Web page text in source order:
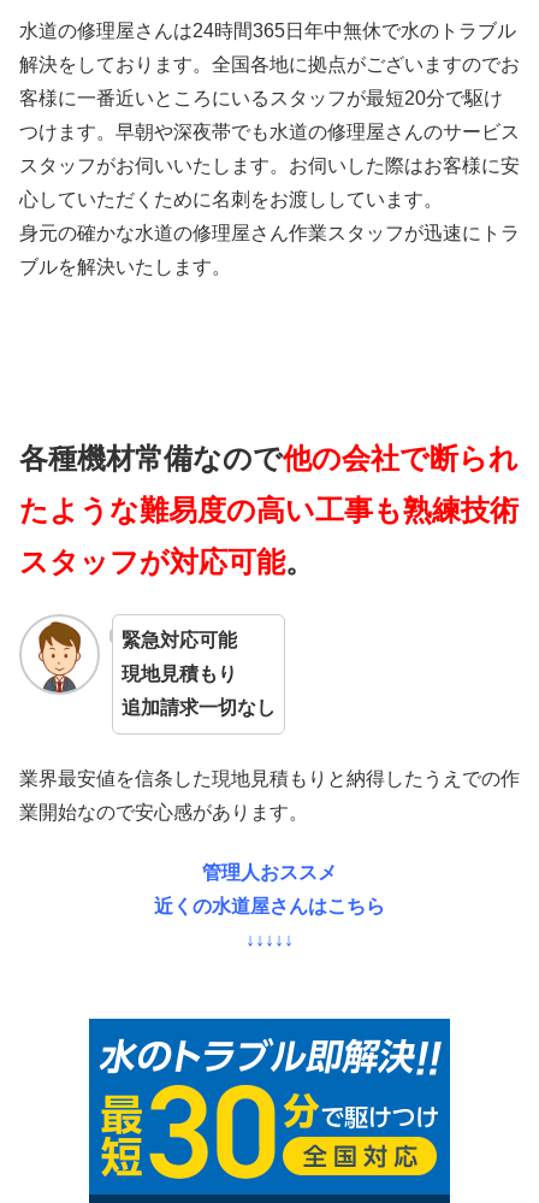
水道の修理屋さんは24時間365日年中無休で水のトラブル
解決をしております。全国各地に拠点がございますのでお
客様に一番近いところにいるスタッフが最短20分で駆け
つけます。早朝や深夜帯でも水道の修理屋さんのサービス
スタッフがお伺いいたします。お伺いした際はお客様に安
心していただくために名刺をお渡ししています。
身元の確かな水道の修理屋さん作業スタッフが迅速にトラ
ブルを解決いたします。
各種機材常備なので他の会社で断られ
たような難易度の高い工事も熟練技術
スタッフが対応可能。
緊急対応可能
現地見積もり
追加請求一切なし
業界最安値を信条した現地見積もりと納得したうえでの作
業開始なので安心感があります。
管理人おススメ
近くの水道屋さんはこちら
↓↓↓↓↓